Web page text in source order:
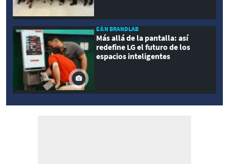
E&N BRANDLAB
Más allá de la pantalla: así
redefine LG el futuro de los
espacios inteligentes